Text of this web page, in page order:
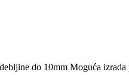
do 10mm Moguća